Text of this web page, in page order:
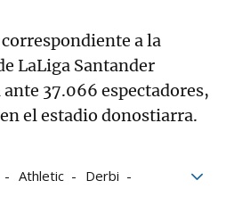
a la
LaLiga Santander
37.066 espectadores,
el estadio donostiarra.
Athletic
Derbi